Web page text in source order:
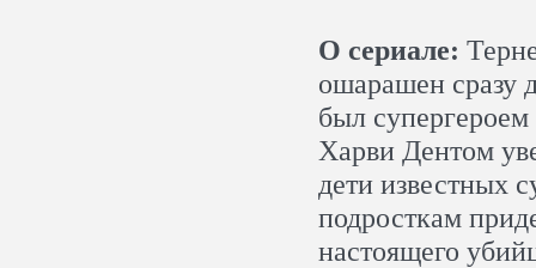
О сериале:
ошарашен сразу
был
Харви Дентом
дети известных
подросткам
настоящего